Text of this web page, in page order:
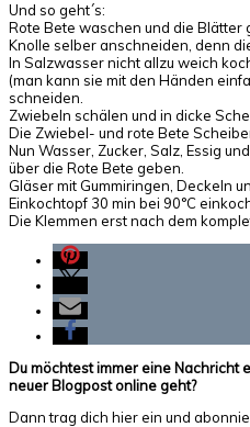
Und so geht´s:
Rote Bete waschen und die
Knolle selber anschneiden, denn
In Salzwasser nicht allzu weich
(man kann sie mit den Händen
schneiden.
Zwiebeln schälen und in dicke
Die Zwiebel- und rote Bete
Nun Wasser, Zucker, Salz, Essig
über die Rote Bete geben.
Gläser mit Gummiringen, Deckeln
Einkochtopf 30 min bei 90°C
Die Klemmen erst nach dem
Du möchtest immer eine Nachricht
neuer Blogpost online geht?
Dann trag dich hier ein und